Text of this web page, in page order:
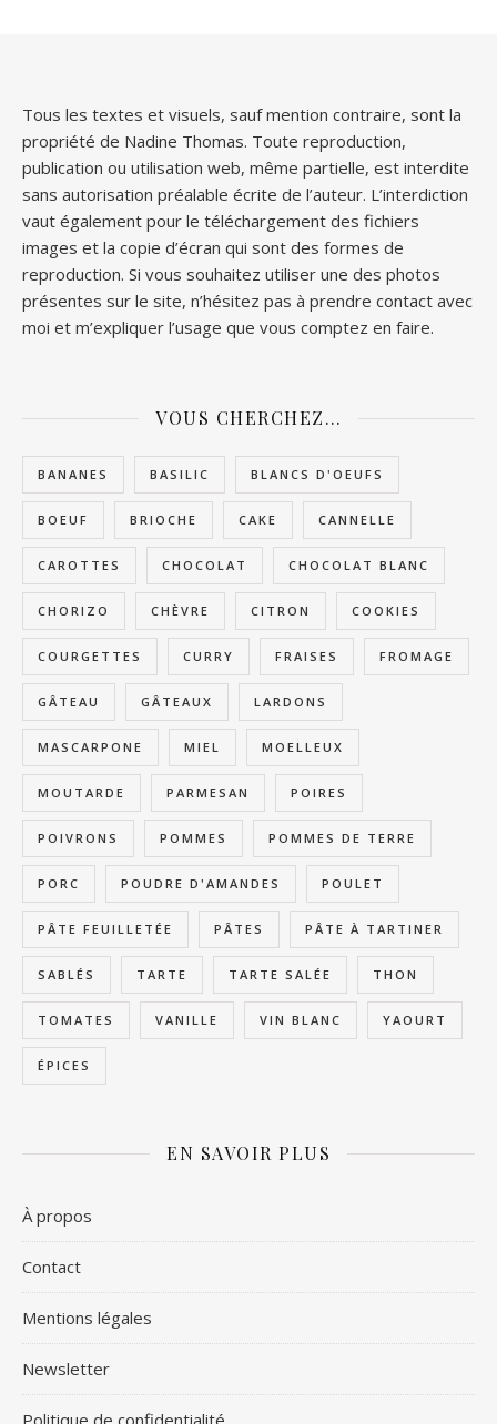
Tous les textes et visuels, sauf mention contraire, sont la
propriété de Nadine Thomas. Toute reproduction,
publication ou utilisation web, même partielle, est interdite
sans autorisation préalable écrite de l’auteur. L’interdiction
vaut également pour le téléchargement des fichiers
images et la copie d’écran qui sont des formes de
reproduction. Si vous souhaitez utiliser une des photos
présentes sur le site, n’hésitez pas à prendre contact avec
moi et m’expliquer l’usage que vous comptez en faire.
VOUS CHERCHEZ…
BANANES BASILIC BLANCS D'OEUFS
BOEUF BRIOCHE CAKE CANNELLE
CAROTTES CHOCOLAT CHOCOLAT BLANC
CHORIZO CHÈVRE CITRON COOKIES
COURGETTES CURRY FRAISES FROMAGE
GÂTEAU GÂTEAUX LARDONS
MASCARPONE MIEL MOELLEUX
MOUTARDE PARMESAN POIRES
POIVRONS POMMES POMMES DE TERRE
PORC POUDRE D'AMANDES POULET
PÂTE FEUILLETÉE PÂTES PÂTE À TARTINER
SABLÉS TARTE TARTE SALÉE THON
TOMATES VANILLE VIN BLANC YAOURT
ÉPICES
EN SAVOIR PLUS
À propos
Contact
Mentions légales
Newsletter